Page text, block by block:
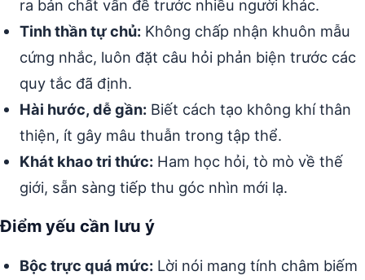
ra bản chất vấn đề trước nhiều người khác.
Tinh thần tự chủ: Không chấp nhận khuôn mẫu
cứng nhắc, luôn đặt câu hỏi phản biện trước các
quy tắc đã định.
Hài hước, dễ gần: Biết cách tạo không khí thân
thiện, ít gây mâu thuẫn trong tập thể.
Khát khao tri thức: Ham học hỏi, tò mò về thế
giới, sẵn sàng tiếp thu góc nhìn mới lạ.
Điểm yếu cần lưu ý
Bộc trực quá mức: Lời nói mang tính châm biếm